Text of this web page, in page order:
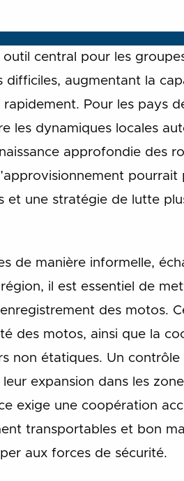
central pour les
augmentant la
Pour les pays
les dynamiques locales
approfondie des
pourrait
et une stratégie de lutte
de manière informelle,
il est essentiel de
des motos.
des motos, ainsi que la
non étatiques. Un
expansion dans les
exige une coopération
transportables et bon
aux forces de sécurité.